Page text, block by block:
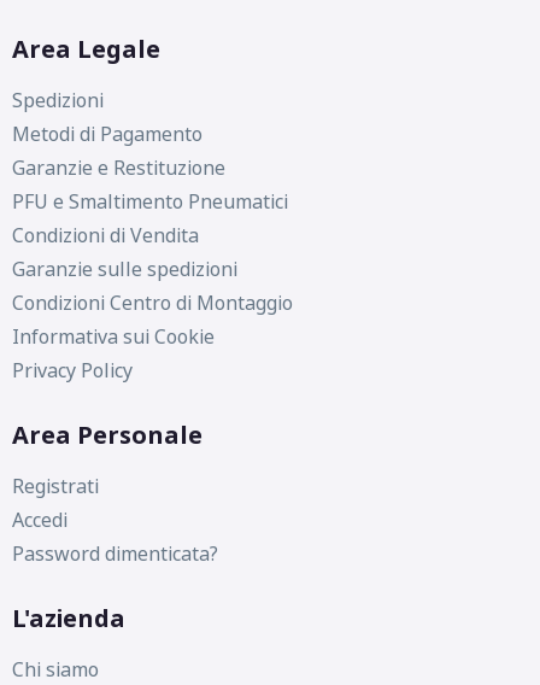
Area Legale
Spedizioni
Metodi di Pagamento
Garanzie e Restituzione
PFU e Smaltimento Pneumatici
Condizioni di Vendita
Garanzie sulle spedizioni
Condizioni Centro di Montaggio
Informativa sui Cookie
Privacy Policy
Area Personale
Registrati
Accedi
Password dimenticata?
L'azienda
Chi siamo